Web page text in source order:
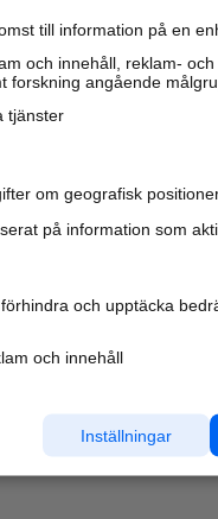
nya kunder och
samarbetspartners
Läs mer här
till information på en
och innehåll, reklam- och
forskning angående
tjänster
om geografisk
på information som
och upptäcka
och innehåll
Inställningar